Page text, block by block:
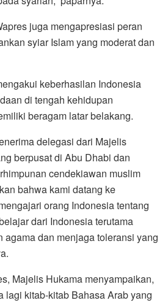
juga mengapresiasi peran
syiar Islam yang moderat dan
keberhasilan Indonesia
di tengah kehidupan
beragam latar belakang.
delegasi dari Majelis
berpusat di Abu Dhabi dan
cendekiawan muslim
bahwa kami datang ke
orang Indonesia tentang
dari Indonesia terutama
agama dan menjaga toleransi yang
Majelis Hukama menyampaikan,
lagi kitab-kitab Bahasa Arab yang